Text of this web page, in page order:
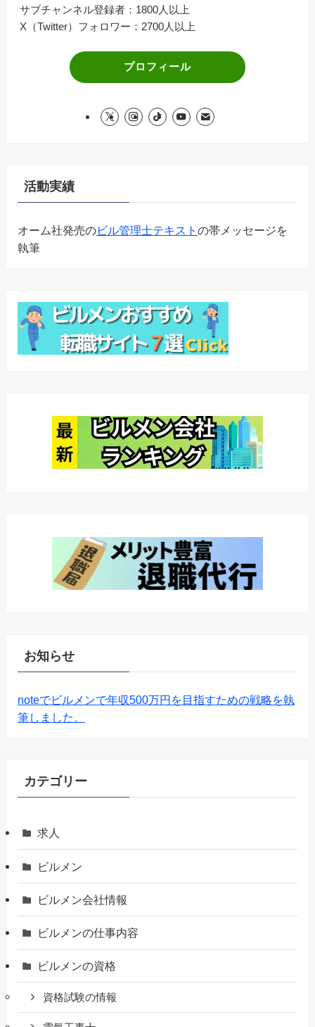
サブチャンネル登録者：1800人以上
X（Twitter）フォロワー：2700人以上
プロフィール
活動実績
オーム社発売のビル管理士テキスト の帯メッセージを
執筆
お知らせ
noteでビルメンで年収500万円を目指すための戦略を執
筆しました。
カテゴリー
求人
ビルメン
ビルメン会社情報
ビルメンの仕事内容
ビルメンの資格
資格試験の情報